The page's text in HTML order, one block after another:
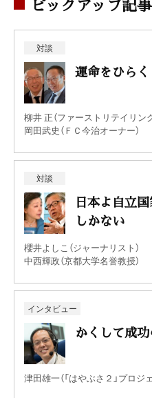
ピックアップ記事
対談
運命をひら
柳井 正（ファーストリテイリン
岡田武史（ＦＣ今治オーナー）
対談
日本よ自立
しかない
櫻井よしこ（ジャーナリスト）
中西輝政（京都大学名誉教授）
インタビュー
かくして成
津田雄一（「はやぶさ２」プロジ